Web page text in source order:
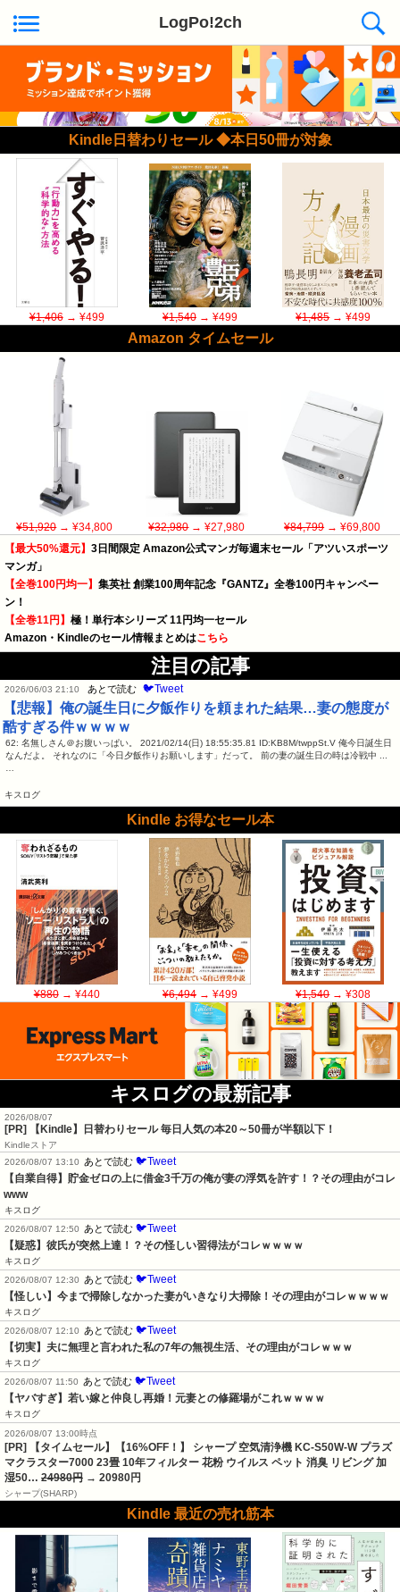
LogPo!2ch
Kindle日替わりセール ◆本日50冊が対象
¥1,406→ ¥499 ¥1,540→ ¥499 ¥1,485→ ¥499
Amazon タイムセール
¥51,920→ ¥34,800 ¥32,980→ ¥27,980 ¥84,799→ ¥69,800
【最大50%還元】 3日間限定 Amazon公式マンガ毎週末セール「アツいスポーツ
マンガ」
【全巻100円均一】 集英社 創業100周年記念『GANTZ』全巻100円キャンペー
ン！
【全巻11円】 極！単行本シリーズ 11円均一セール
Amazon・Kindleのセール情報まとめはこちら
注目の記事
2026/06/03 21:10 あとで読む 🐦Tweet
【悲報】俺の誕生日に夕飯作りを頼まれた結果…妻の態度が
酷すぎる件ｗｗｗｗ
62: 名無しさん＠お腹いっぱい。 2021/02/14(日) 18:55:35.81 ID:KB8M/twppSt.V 俺今日誕生日
なんだよ。 それなのに「今日夕飯作りお願いします」だって。 前の妻の誕生日の時は冷戦中 ...
キスログ
Kindle お得なセール本
¥880→ ¥440 ¥6,494→ ¥499 ¥1,540→ ¥308
キスログの最新記事
2026/08/07
[PR] 【Kindle】日替わりセール 毎日人気の本20～50冊が半額以下！
Kindleストア
2026/08/07 13:10
あとで読む 🐦Tweet
【自業自得】貯金ゼロの上に借金3千万の俺が妻の浮気を許す！？その理由がコレ
www
キスログ
2026/08/07 12:50
あとで読む 🐦Tweet
【疑惑】彼氏が突然上達！？その怪しい習得法がコレｗｗｗｗ
キスログ
2026/08/07 12:30
あとで読む 🐦Tweet
【怪しい】今まで掃除しなかった妻がいきなり大掃除！その理由がコレｗｗｗｗ
キスログ
2026/08/07 12:10
あとで読む 🐦Tweet
【切実】夫に無理と言われた私の7年の無視生活、その理由がコレｗｗｗ
キスログ
2026/08/07 11:50
あとで読む 🐦Tweet
【ヤバすぎ】若い嫁と仲良し再婚！元妻との修羅場がこれｗｗｗｗ
キスログ
2026/08/07 13:00時点
[PR] 【タイムセール】【16%OFF！】 シャープ 空気清浄機 KC-S50W-W プラズ
マクラスター7000 23畳 10年フィルター 花粉 ウイルス ペット 消臭 リビング 加
湿50… 24980円 → 20980円
シャープ(SHARP)
Kindle 最近の売れ筋本